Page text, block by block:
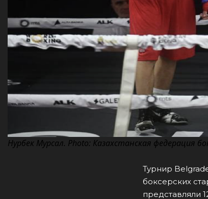
Нурбек Мурсал. Photo: Казахстанская федерация
Турнир
боксерских
представляли